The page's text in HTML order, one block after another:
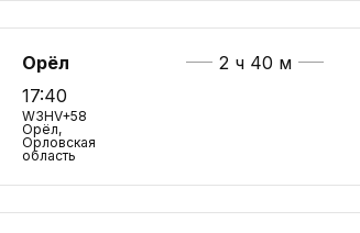
Орёл
17:40
W3HV+58
Орёл,
Орловская
область
2 ч 40 м